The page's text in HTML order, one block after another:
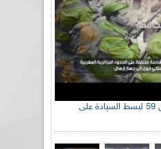
الإذاعة الجزائرية تحي الذكرى 59 لبسط السيادة على